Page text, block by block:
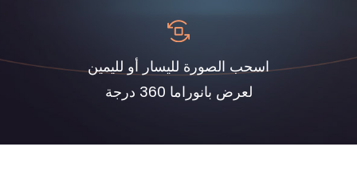
اسحب الصورة لليسار أو لليمين
لعرض بانوراما 360 درجة